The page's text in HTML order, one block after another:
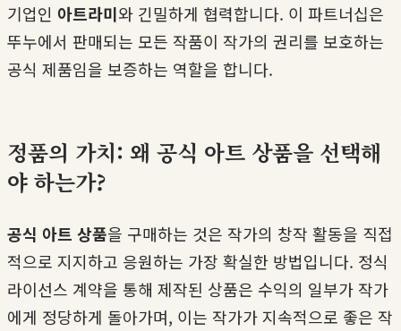
기업인 아트라미와 긴밀하게 협력합니다. 이 파트너십은
뚜누에서 판매되는 모든 작품이 작가의 권리를 보호하는
공식 제품임을 보증하는 역할을 합니다.
정품의 가치: 왜 공식 아트 상품을 선택해
야 하는가?
공식 아트 상품을 구매하는 것은 작가의 창작 활동을 직접
적으로 지지하고 응원하는 가장 확실한 방법입니다. 정식
라이선스 계약을 통해 제작된 상품은 수익의 일부가 작가
에게 정당하게 돌아가며, 이는 작가가 지속적으로 좋은 작